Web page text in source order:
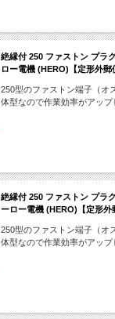
絶縁付 250 ファストン プラ
ロー電機 (HERO)【定形外郵
250型のファストン端子（オ
体型なので作業効率がアップ
絶縁付 250 ファストン プラ
ーロー電機 (HERO)【定形外
250型のファストン端子（オ
体型なので作業効率がアップ